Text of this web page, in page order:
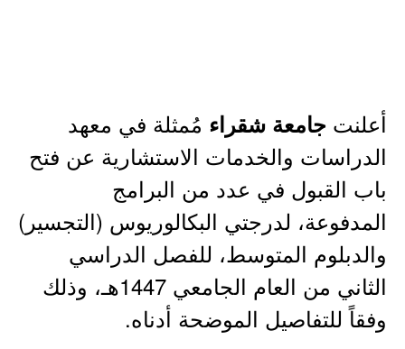
أعلنت جامعة شقراء مُمثلة في معهد
الدراسات والخدمات الاستشارية عن فتح
باب القبول في عدد من البرامج
المدفوعة، لدرجتي البكالوريوس (التجسير)
والدبلوم المتوسط، للفصل الدراسي
الثاني من العام الجامعي 1447هـ، وذلك
وفقاً للتفاصيل الموضحة أدناه.